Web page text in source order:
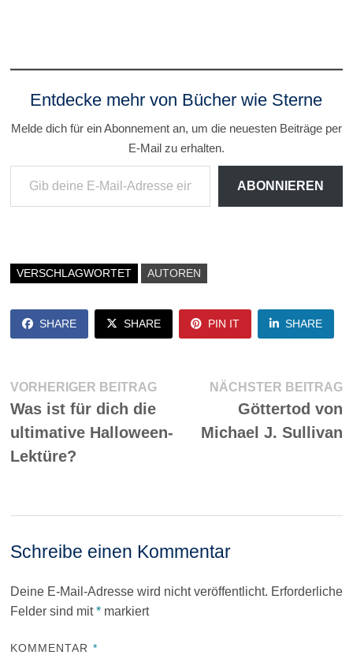
Entdecke mehr von Bücher wie Sterne
Melde dich für ein Abonnement an, um die neuesten Beiträge per
E-Mail zu erhalten.
Gib deine E-Mail-Adresse ein ...
ABONNIEREN
VERSCHLAGWORTET AUTOREN
SHARE SHARE PIN IT SHARE
Beitragsnavigation
VORHERIGER BEITRAGVorheriger
Beitrag:
Was ist für dich die
ultimative Halloween-
Lektüre?
NÄCHSTER BEITRAG
Göttertod von
Michael J. Sullivan
Schreibe einen Kommentar
Deine E-Mail-Adresse wird nicht veröffentlicht. Erforderliche
Felder sind mit*markiert
KOMMENTAR *